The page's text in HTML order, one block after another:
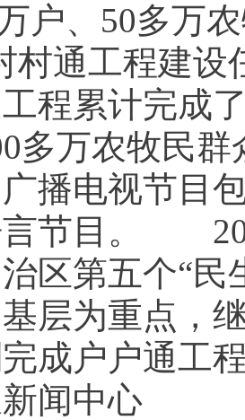
户、50多万
村通工程建
程累计完成
多万农牧民
播电视节目
节目。
区第五个“民
层为重点，
成户户通工
闻中心